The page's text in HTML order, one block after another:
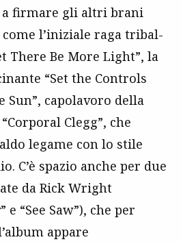
firmare gli altri brani
l’iniziale raga tribal-
There Be More Light”, la
“Set the Controls
capolavoro della
Clegg”, che
legame con lo stile
C’è spazio anche per due
da Rick Wright
e “See Saw”), che per
appare